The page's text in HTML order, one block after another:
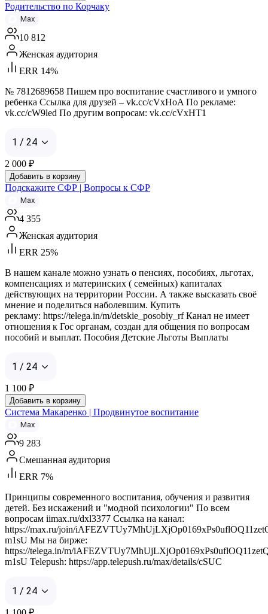
Родительство по Корчаку
Max
10 812
Женская аудитория
ERR 14%
№ 7812689658 Пишем про воспитание счастливого и умного
ребенка Ссылка для друзей – vk.cc/cVxHoA По рекламе:
vk.cc/cW9led По другим вопросам: vk.cc/cVxHT1
1 / 24
2 000 ₽
Добавить в корзину
Подскажите СФР | Вопросы к СФР
Max
4 355
Женская аудитория
ERR 25%
В нашем канале можно узнать о пенсиях, пособиях, льготах,
компенсациях и материнских ( семейных) капиталах
действующих на территории России. А также высказать своё
мнение и поделиться наболевшим. Купить
рекламу: https://telega.in/m/detskie_posobiy_rf Канал не имеет
отношения к Гос органам, создан для общения по вопросам
пособий и выплат. Пособия Детские Льготы Выплаты
1 / 24
1 100 ₽
Добавить в корзину
Система Макаренко | Продвинутое воспитание
Max
9 283
Смешанная аудитория
ERR 7%
Принципы современного воспитания, обучения и развития
детей. Без искажений и "модной психологии" По всем
вопросам iimax.ru/dxl3377 Ссылка на канал:
https://max.ru/join/
m1sU Мы на бирже:
https://telega.in/m/
m1sU Telepush: https://app.telepush.ru/max/details/cSUC
1 / 24